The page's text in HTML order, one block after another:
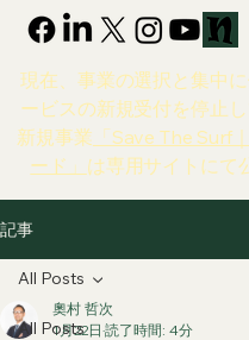
現在、事業の選択と集中
ービスの新規受付を停止し
新規事業 「Save The Surf
ード」 は専用サイトにて
記事
All Posts
All Posts
奧村 哲次
1月22日 読了時間: 4分